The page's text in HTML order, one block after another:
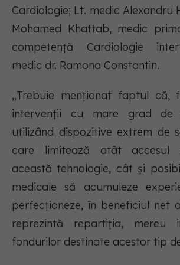
Cardiologie; Lt. medic Alexandru
Mohamed Khattab, medic
competență Cardiologie
medic dr. Ramona Constantin.
„Trebuie menționat faptul că,
intervenții cu mare grad de
utilizând dispozitive extrem de
care limitează atât accesul
această tehnologie, cât și
medicale să acumuleze
perfecționeze, în beneficiul net
reprezintă repartiția, mereu
fondurilor destinate acestor tip